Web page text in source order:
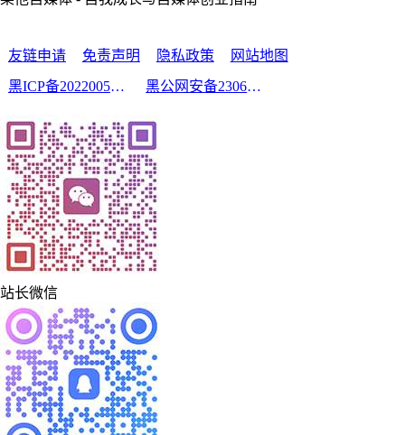
友链申请 免责声明 隐私政策
网站地图
黑ICP备2022005210号-2
黑公网安备23060302000213号
站长微信